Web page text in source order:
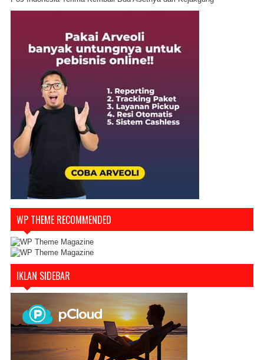
WP THEME RECOMMENDED
IKLAN SIDEBAR